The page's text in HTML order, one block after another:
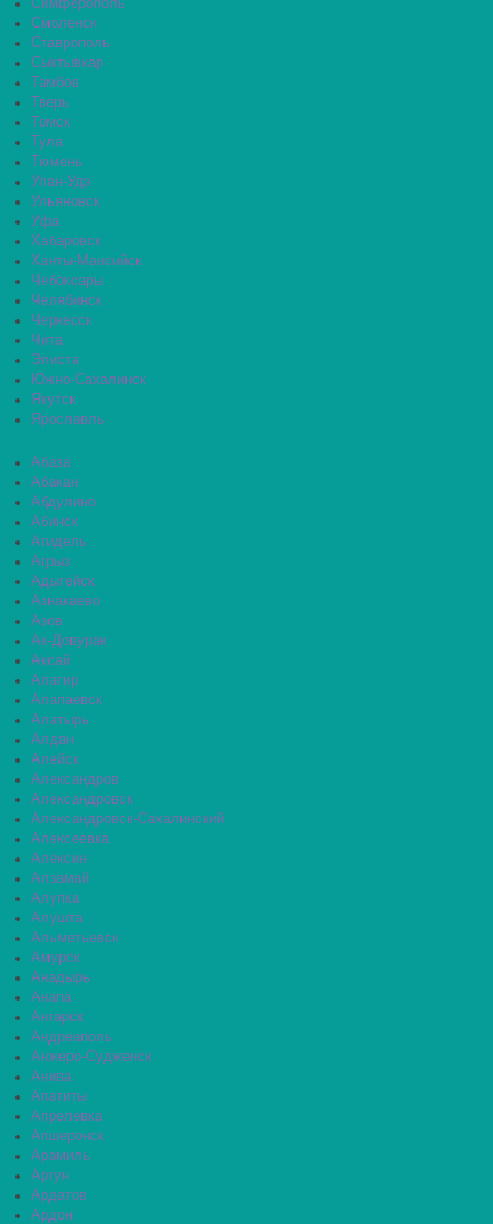
Симферополь
Смоленск
Ставрополь
Сыктывкар
Тамбов
Тверь
Томск
Тула
Тюмень
Улан-Удэ
Ульяновск
Уфа
Хабаровск
Ханты-Мансийск
Чебоксары
Челябинск
Черкесск
Чита
Элиста
Южно-Сахалинск
Якутск
Ярославль
Абаза
Абакан
Абдулино
Абинск
Агидель
Агрыз
Адыгейск
Азнакаево
Азов
Ак-Довурак
Аксай
Алагир
Алапаевск
Алатырь
Алдан
Алейск
Александров
Александровск
Александровск-Сахалинский
Алексеевка
Алексин
Алзамай
Алупка
Алушта
Альметьевск
Амурск
Анадырь
Анапа
Ангарск
Андреаполь
Анжеро-Судженск
Анива
Апатиты
Апрелевка
Апшеронск
Арамиль
Аргун
Ардатов
Ардон